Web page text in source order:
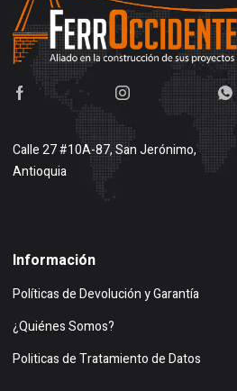
Calle 27 #10A-87, San Jerónimo,
Antioquia
Información
Políticas de Devolución y Garantía
¿Quiénes Somos?
Politicas de Tratamiento de Datos